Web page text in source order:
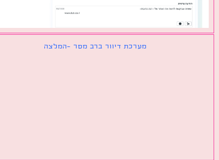
מערכת דיוור ברב מסר -המלצה